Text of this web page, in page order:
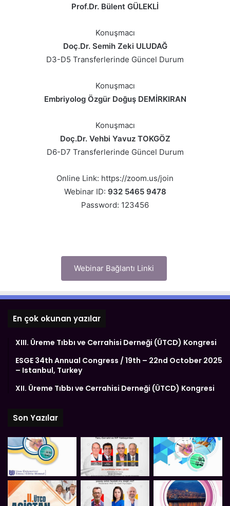
Prof.Dr. Bülent GÜLEKLİ
Konuşmacı
Doç.Dr. Semih Zeki ULUDAĞ
D3-D5 Transferlerinde Güncel Durum
Konuşmacı
Embriyolog Özgür Doğuş DEMİRKIRAN
Konuşmacı
Doç.Dr. Vehbi Yavuz TOKGÖZ
D6-D7 Transferlerinde Güncel Durum
Online Link: https://zoom.us/join
Webinar ID: 932 5465 9478
Password: 123456
Webinar Bağlantı Linki
En çok okunan yazılar
XIII. Üreme Tıbbı ve Cerrahisi Derneği (ÜTCD) Kongresi
ESGE 34th Annual Congress / 19th – 22nd October 2025
– Istanbul, Turkey
XII. Üreme Tıbbı ve Cerrahisi Derneği (ÜTCD) Kongresi
Son Yazılar